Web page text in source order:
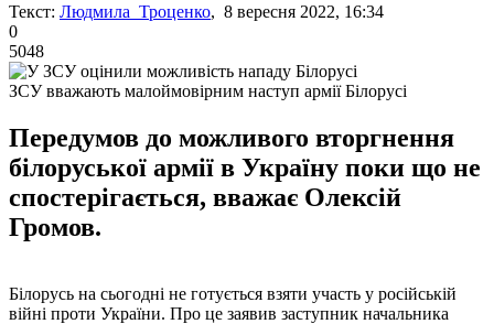
Текст: Людмила Троценко, 8 вересня 2022, 16:34
0
5048
ЗСУ вважають малоймовірним наступ армії Білорусі
Передумов до можливого вторгнення
білоруської армії в Україну поки що не
спостерігається, вважає Олексій
Громов.
Білорусь на сьогодні не готується взяти участь у російській
війні проти України. Про це заявив заступник начальника